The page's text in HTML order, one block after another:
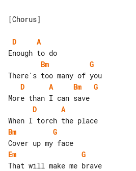
[Chorus]
D
A
Bm
G
D
A Bm
G
D
A
Bm
G
Em
G